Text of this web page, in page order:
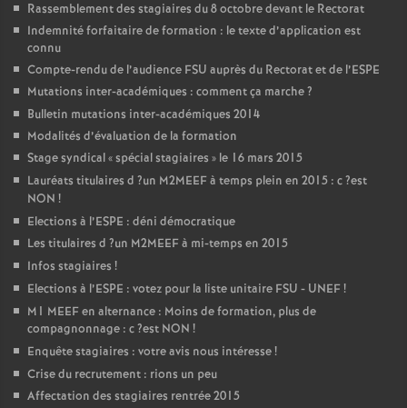
Rassemblement des stagiaires du 8 octobre devant le Rectorat
Indemnité forfaitaire de formation : le texte d’application est
connu
Compte-rendu de l’audience FSU auprès du Rectorat et de l’ESPE
Mutations inter-académiques : comment ça marche?
Bulletin mutations inter-académiques 2014
Modalités d’évaluation de la formation
Stage syndical «spécial stagiaires » le 16 mars 2015
Lauréats titulaires d ?un M2MEEFà temps plein en 2015 : c?est
NON !
Elections à l’ESPE : déni démocratique
Les titulaires d ?un M2MEEFà mi-temps en 2015
Infos stagiaires !
Elections à l’ESPE : votez pour la liste unitaire FSU - UNEF!
M1 MEEFen alternance : Moins de formation, plus de
compagnonnage : c?est NON !
Enquête stagiaires : votre avis nous intéresse!
Crise du recrutement : rions un peu
Affectation des stagiaires rentrée 2015